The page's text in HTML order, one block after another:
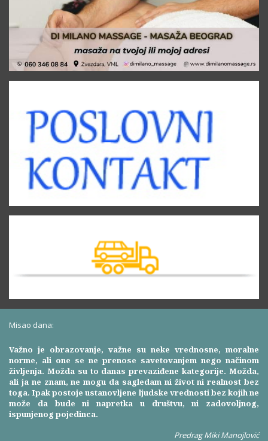
Misao dana:
Važno je obrazovanje, važne su neke vrednosne, moralne
norme, ali one se ne prenose savetovanjem nego načinom
življenja. Možda su to danas prevaziđene kategorije. Možda,
ali ja ne znam, ne mogu da sagledam ni život ni realnost bez
toga. Ipak postoje ustanovljene ljudske vrednosti bez kojih ne
može da bude ni napretka u društvu, ni zadovoljnog,
ispunjenog pojedinca.
Predrag Miki Manojlović